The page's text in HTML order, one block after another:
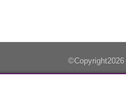
©Copyright2026